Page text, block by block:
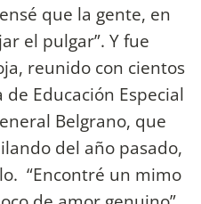
que la gente, en
el pulgar”. Y fue
reunido con cientos
de Educación Especial
Belgrano, que
del año pasado,
“Encontré un mimo